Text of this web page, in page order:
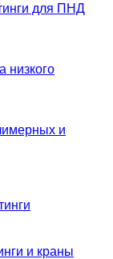
для ПНД
низкого
и
и краны